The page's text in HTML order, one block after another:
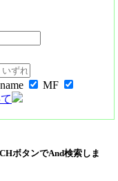
name
MF
ボタンでAnd検索しま